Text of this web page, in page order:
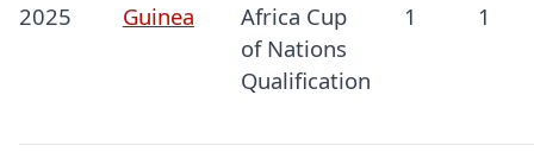
2025 Guinea
Africa Cup
of Nations
Qualification
1 1